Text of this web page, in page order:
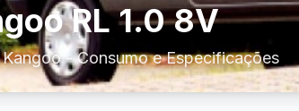
RL 1.0 8V
Kangoo - Consumo e Especificações